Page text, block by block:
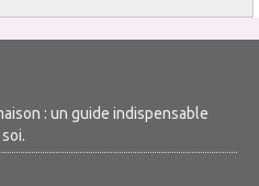
: un guide indispensable